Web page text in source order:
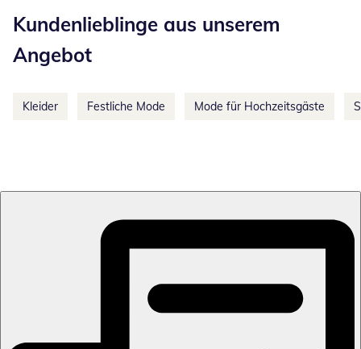
Kundenlieblinge aus unserem
Angebot
Kleider Festliche Mode Mode für Hochzeitsgäste